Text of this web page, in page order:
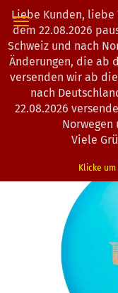
Liebe Kunden,
dem 22.08.2026
Schweiz und nach
Änderungen, die ab
versenden wir ab
nach
22.08.2026
Norwegen
Viele
Klicke
« Erster « zurück
Artikel in dieser
Discmania | Origin |
0802514 )